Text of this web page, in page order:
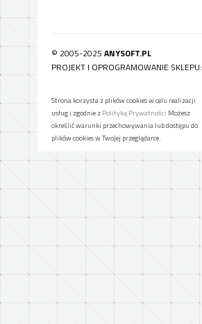
© 2005-2025 ANYSOFT.PL
PROJEKT I OPROGRAMOWANIE SKLEPU:
Strona korzysta z plików cookies w celu realizacji
usług i zgodnie z Polityką Prywatności Możesz
określić warunki przechowywania lub dostępu do
plików cookies w Twojej przeglądarce.